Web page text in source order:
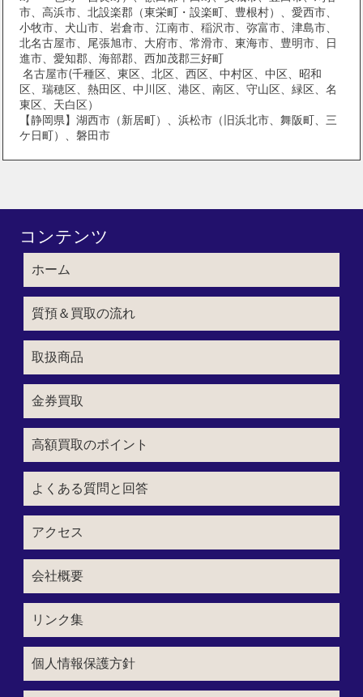
市、高浜市、北設楽郡（東栄町・設楽町、豊根村）、愛西市、
小牧市、犬山市、岩倉市、江南市、稲沢市、弥富市、津島市、
北名古屋市、尾張旭市、大府市、常滑市、東海市、豊明市、日
進市、愛知郡、海部郡、西加茂郡三好町
名古屋市(千種区、東区、北区、西区、中村区、中区、昭和
区、瑞穂区、熱田区、中川区、港区、南区、守山区、緑区、名
東区、天白区）
【静岡県】湖西市（新居町）、浜松市（旧浜北市、舞阪町、三
ケ日町）、磐田市
コンテンツ
ホーム
質預＆買取の流れ
取扱商品
金券買取
高額買取のポイント
よくある質問と回答
アクセス
会社概要
リンク集
個人情報保護方針